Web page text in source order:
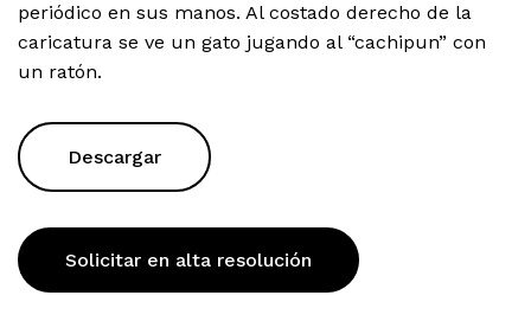
periódico en sus manos. Al costado derecho de la
caricatura se ve un gato jugando al “cachipun” con
un ratón.
Descargar
Solicitar en alta resolución